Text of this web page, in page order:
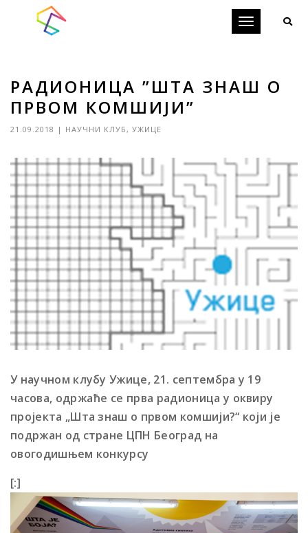
Toggle
РАДИОНИЦА ”ШТА ЗНАШ О
ПРВОМ КОМШИЈИ”
21.09.2018 | НАУЧНИ КЛУБ, УЖИЦЕ
У научном клубу Ужице, 21. септембра у 19
часова, одржаће се прва радионица у оквиру
пројекта „Шта знаш о првом комшији?“ који је
подржан од стране ЦПН Београд на
овогодишњем конкурсу
[:]